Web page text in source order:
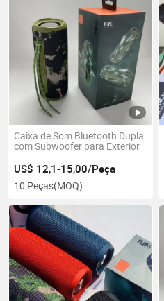
Caixa de Som Bluetooth Dupla
com Subwoofer para Exterior
US$ 12,1-15,00/Peça
10 Peças(MOQ)